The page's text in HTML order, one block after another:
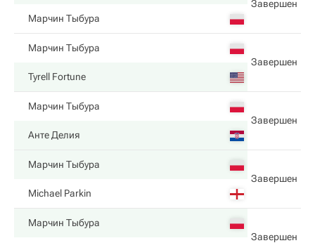
Завершен
Марчин Тыбура
Марчин Тыбура
Завершен
Tyrell Fortune
Марчин Тыбура
Завершен
Анте Делия
Марчин Тыбура
Завершен
Michael Parkin
Марчин Тыбура
Завершен